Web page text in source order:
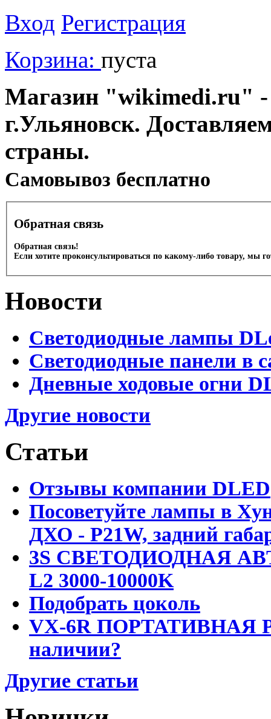
Вход Регистрация
Корзина: пуста
Магазин "wikimedi.ru" -
г.Ульяновск.
страны.
Cамовывоз бесплатно
Обратная связь
Обратная связь!
Если хотите проконсультироваться по какому-либо товару, мы
Новости
Светодиодные лампы
Светодиодные панели в
Дневные ходовые огни
Другие новости
Статьи
Отзывы компании DLED
Посоветуйте лампы в
ДХО - P21W, задний
3S СВЕТОДИОДНАЯ
L2 3000-10000K
Подобрать цоколь
VX-6R ПОРТАТИВНАЯ
наличии?
Другие статьи